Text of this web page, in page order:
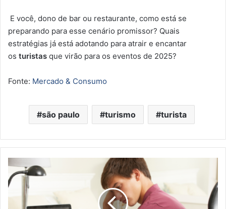
E você, dono de bar ou restaurante, como está se
preparando para esse cenário promissor? Quais
estratégias já está adotando para atrair e encantar
os turistas que virão para os eventos de 2025?
Fonte: Mercado & Consumo
são paulo turismo turista
cria
oportunidades
programa